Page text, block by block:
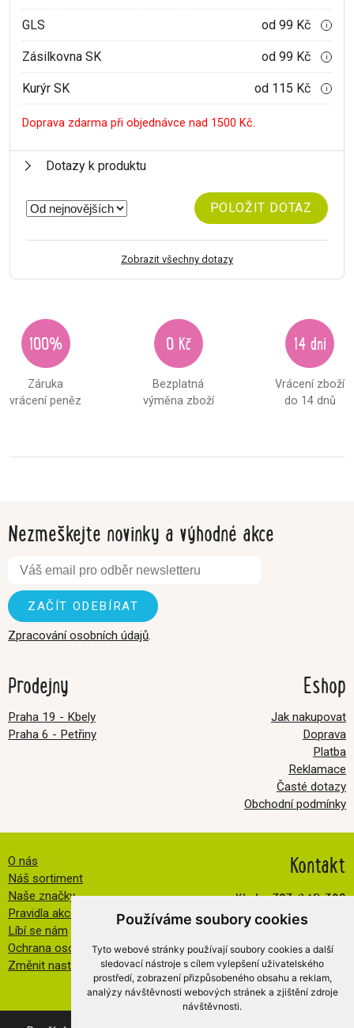
Používáme soubory cookies
Tyto webové stránky používají soubory cookies a další
sledovací nástroje s cílem vylepšení uživatelského
prostředí, zobrazení přizpůsobeného obsahu a reklam,
analýzy návštěvnosti webových stránek a zjištění zdroje
návštěvnosti.
GLS od 99 Kč i
Zásilkovna SK od 99 Kč i
Kurýr SK od 115 Kč i
Doprava zdarma při objednávce nad 1500 Kč.
Dotazy k produktu
POLOŽIT DOTAZ
Zobrazit všechny dotazy
100%
Záruka
vrácení peněz
0 Kč
Bezplatná
výměna zboží
14 dní
Vrácení zboží
do 14 dnů
Nezmeškejte novinky a výhodné akce
Zpracování osobních údajů.
Prodejny
Praha 19 - Kbely
Praha 6 - Petřiny
Kontakt
Kbely:727 840 369
Petřiny:608 032 534
info@veselatkanicka.cz
Eshop
Jak nakupovat
Doprava
Platba
Reklamace
Časté dotazy
Obchodní podmínky
O nás
Náš sortiment
Naše značky
Pravidla akce FB
Líbí se nám
Ochrana osobních údajů
Změnit nastavení cookies